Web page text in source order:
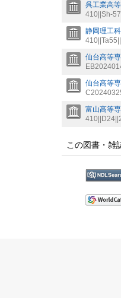
呉工業高
410||Sh-57
静岡理工
仙台高等
仙台高等
富山高等
この図書・雑